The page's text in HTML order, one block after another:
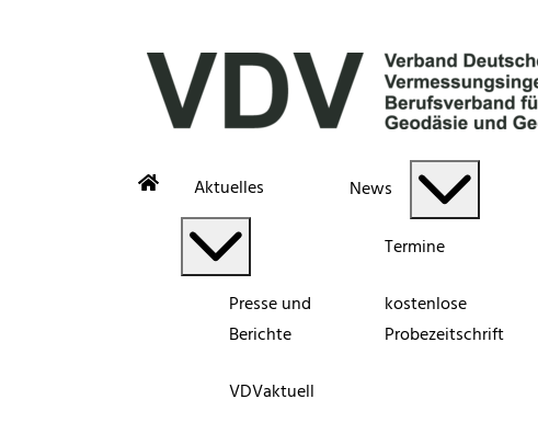
Aktuelles
Presse und
Berichte
VDVaktuell
News
Termine
kostenlose
Probezeitschrift